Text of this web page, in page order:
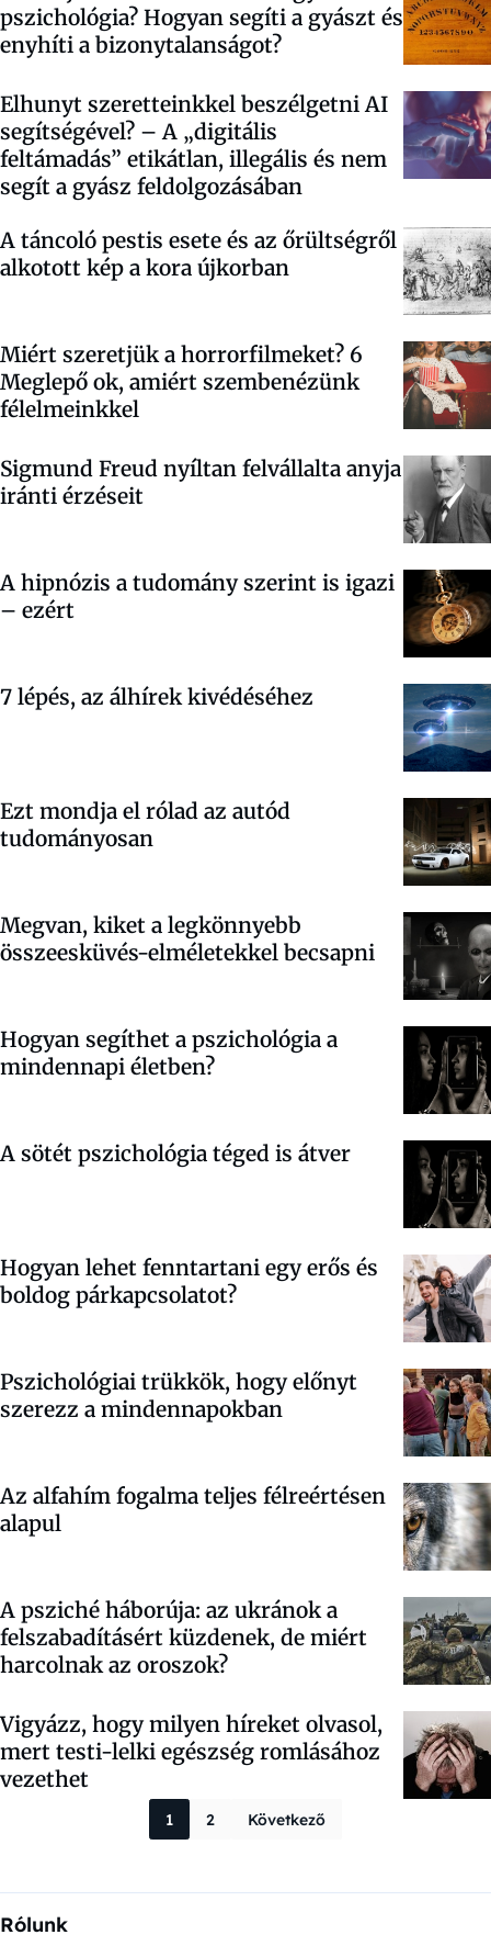
pszichológia? Hogyan segíti a gyászt és
enyhíti a bizonytalanságot?
Elhunyt szeretteinkkel beszélgetni AI
segítségével? – A „digitális
feltámadás” etikátlan, illegális és nem
segít a gyász feldolgozásában
A táncoló pestis esete és az őrültségről
alkotott kép a kora újkorban
Miért szeretjük a horrorfilmeket? 6
Meglepő ok, amiért szembenézünk
félelmeinkkel
Sigmund Freud nyíltan felvállalta anyja
iránti érzéseit
A hipnózis a tudomány szerint is igazi
– ezért
7 lépés, az álhírek kivédéséhez
Ezt mondja el rólad az autód
tudományosan
Megvan, kiket a legkönnyebb
összeesküvés-elméletekkel becsapni
Hogyan segíthet a pszichológia a
mindennapi életben?
A sötét pszichológia téged is átver
Hogyan lehet fenntartani egy erős és
boldog párkapcsolatot?
Pszichológiai trükkök, hogy előnyt
szerezz a mindennapokban
Az alfahím fogalma teljes félreértésen
alapul
A psziché háborúja: az ukránok a
felszabadításért küzdenek, de miért
harcolnak az oroszok?
Vigyázz, hogy milyen híreket olvasol,
mert testi-lelki egészség romlásához
vezethet
Bejegyzések
1 2 Következő
Rólunk